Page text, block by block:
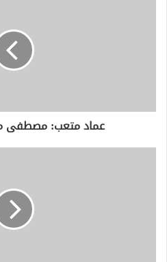
ر
ي
عماد متعب: مصطفى